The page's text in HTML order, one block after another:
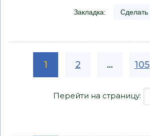
Закладка: Сделать
1 2 ... 105
Перейти на страницу: